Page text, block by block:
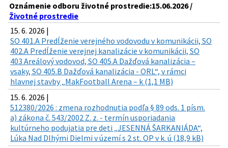
Oznámenie odboru životné prostredie:15.06.2026 /
Životné prostredie
15. 6. 2026 |
SO 401.A Predĺženie verejného vodovodu v komunikácii, SO
402.A Predĺženie verejnej kanalizácie v komunikácii, SO
403 Areálový vodovod, SO 405.A Dažďová kanalizácia –
vsaky, SO 405.B Dažďová kanalizácia - ORL“, v rámci
hlavnej stavby „MakFootball Arena – k (1,1 MB)
15. 6. 2026 |
512380/2026 : zmena rozhodnutia podľa § 89 ods. 1 písm.
a) zákona č. 543/2002 Z. z. - termín usporiadania
kultúrneho podujatia pre deti „JESENNÁ ŠARKANIÁDA“,
Lúka Nad Dlhými Dielmi v území s 2 st. OP v k. ú (18,9 kB)